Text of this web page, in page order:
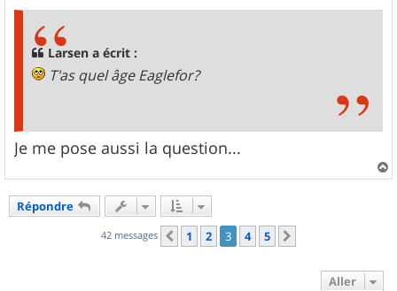
Larsen a écrit :
T'as quel âge Eaglefor?
Je me pose aussi la question...
a
Répondre
42 messages Précédent
1 2 3 4 5
Aller